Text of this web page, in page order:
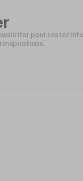
pour rester
inspirations.